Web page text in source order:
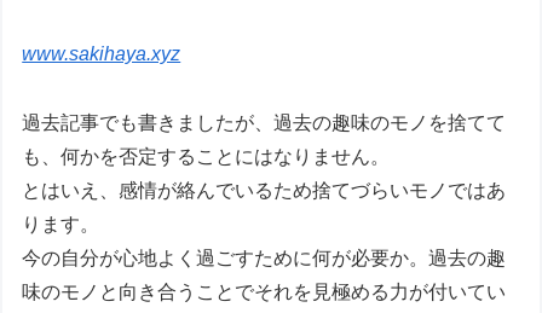
www.sakihaya.xyz
過去記事でも書きましたが、過去の趣味のモノを捨てて
も、何かを否定することにはなりません。
とはいえ、感情が絡んでいるため捨てづらいモノではあ
ります。
今の自分が心地よく過ごすために何が必要か。過去の趣
味のモノと向き合うことでそれを見極める力が付いてい